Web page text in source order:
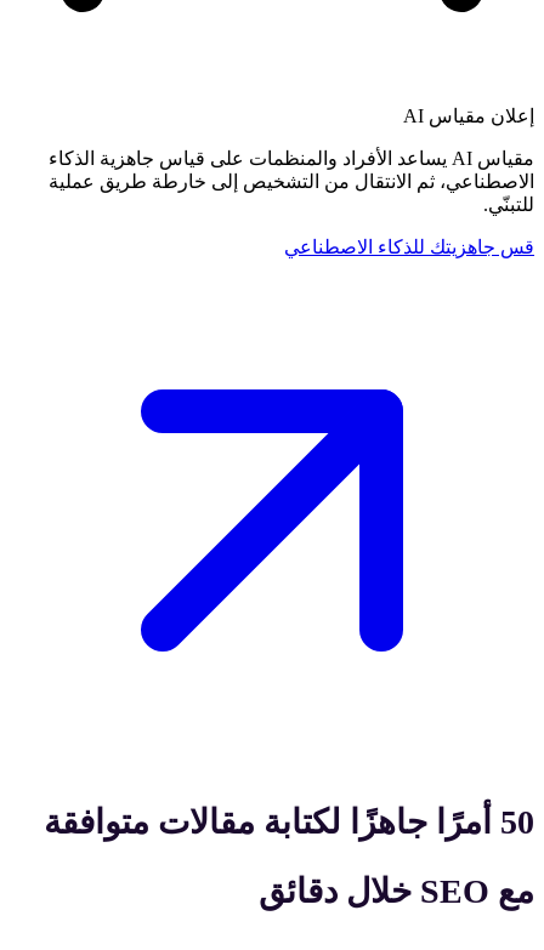
إعلان مقياس AI
مقياس AI يساعد الأفراد والمنظمات على قياس جاهزية الذكاء
الاصطناعي، ثم الانتقال من التشخيص إلى خارطة طريق عملية
للتبنّي.
قس جاهزيتك للذكاء الاصطناعي
50 أمرًا جاهزًا لكتابة مقالات متوافقة
مع SEO خلال دقائق